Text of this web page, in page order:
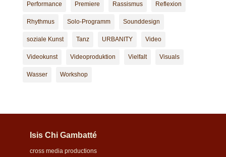
Performance Premiere Rassismus Reflexion
Rhythmus Solo-Programm Sounddesign
soziale Kunst Tanz URBANITY Video
Videokunst Videoproduktion Vielfalt Visuals
Wasser Workshop
Isis Chi Gambatté
cross media productions